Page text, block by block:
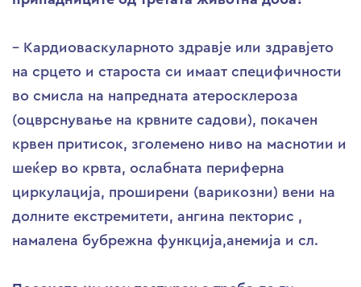
– Кардиоваскуларното здравје или здравјето
на срцето и староста си имаат специфичности
во смисла на напредната атеросклероза
(оцврснување на крвните садови), покачен
крвен притисок, зголемено ниво на маснотии и
шеќер во крвта, ослабната периферна
циркулација, проширени (варикозни) вени на
долните екстремитети, ангина пекторис ,
намалена бубрежна функција,анемија и сл.